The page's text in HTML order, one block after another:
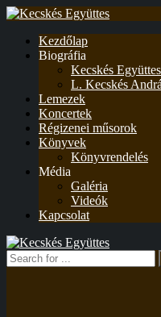
Kezdőlap
Biográfia
Kecskés Együttes
L. Kecskés
Lemezek
Koncertek
Régizenei műsorok
Könyvek
Könyvrendelés
Média
Galéria
Videók
Kapcsolat